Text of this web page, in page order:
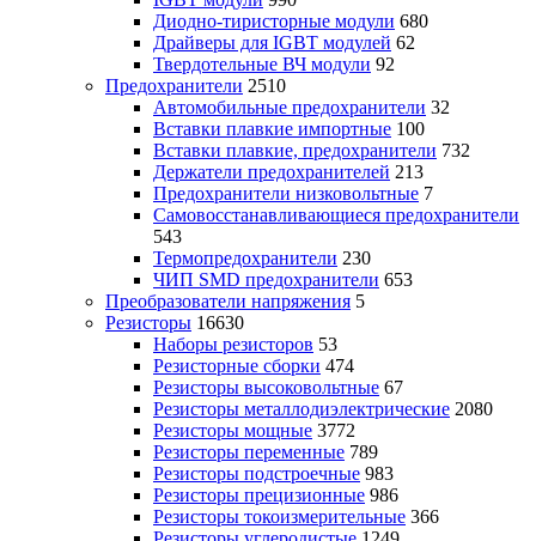
Диодно-тиристорные модули 680
Драйверы для IGBT модулей 62
Твердотельные ВЧ модули 92
Предохранители 2510
Автомобильные предохранители 32
Вставки плавкие импортные 100
Вставки плавкие, предохранители 732
Держатели предохранителей 213
Предохранители низковольтные 7
Самовосстанавливающиеся предохранители
543
Термопредохранители 230
ЧИП SMD предохранители 653
Преобразователи напряжения 5
Резисторы 16630
Наборы резисторов 53
Резисторные сборки 474
Резисторы высоковольтные 67
Резисторы металлодиэлектрические 2080
Резисторы мощные 3772
Резисторы переменные 789
Резисторы подстроечные 983
Резисторы прецизионные 986
Резисторы токоизмерительные 366